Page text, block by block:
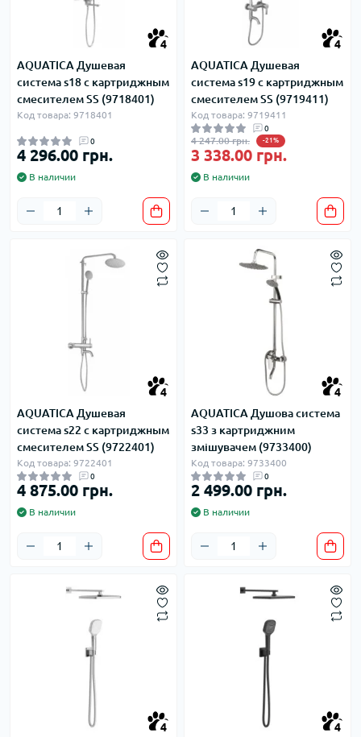
4
AQUATICA Душевая
система s18 с картриджным
смесителем SS (9718401)
Код товара: 9718401
0
4 296.00 грн.
В наличии
4
AQUATICA Душевая
система s19 с картриджным
смесителем SS (9719411)
Код товара: 9719411
0
4 247.00 грн. -21%
3 338.00 грн.
В наличии
4
AQUATICA Душевая
система s22 с картриджным
смесителем SS (9722401)
Код товара: 9722401
0
4 875.00 грн.
В наличии
4
AQUATICA Душова система
s33 з картриджним
змішувачем (9733400)
Код товара: 9733400
0
2 499.00 грн.
В наличии
4
4